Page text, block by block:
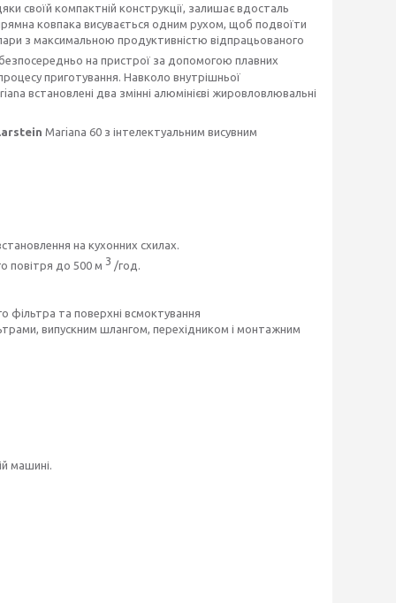
своїй компактній конструкції, залишає вдосталь
ковпака висувається одним рухом, щоб подвоїти
з максимальною продуктивністю відпрацьованого
на пристрої за допомогою плавних
приготування. Навколо внутрішньої
встановлені два змінні алюмінієві жировловлювальні
Mariana 60 з інтелектуальним висувним
на кухонних схилах.
повітря до 500 м 3 /год.
та поверхні всмоктування
випускним шлангом, перехідником і монтажним
машині.